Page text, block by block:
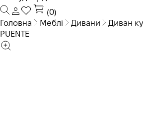
(0)
Головна
Меблі Дивани
Диван
PUENTE